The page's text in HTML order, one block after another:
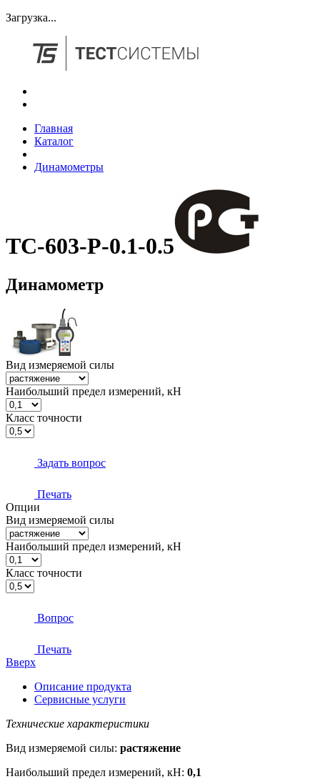
Загрузка...
Главная
Каталог
Динамометры
ТС-603-Р-0.1-0.5
Динамометр
Вид измеряемой силы
Наибольший предел измерений, кН
Класс точности
Задать вопрос
Печать
Опции
Вид измеряемой силы
Наибольший предел измерений, кН
Класс точности
Вопрос
Печать
Вверх
Описание продукта
Сервисные услуги
Технические характеристики
Вид измеряемой силы: растяжение
Наибольший предел измерений, кН: 0,1